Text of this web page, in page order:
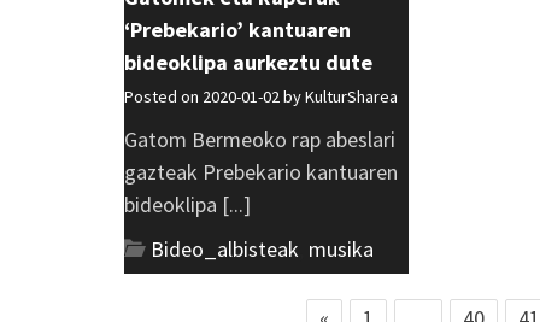
‘Prebekario’ kantuaren
bideoklipa aurkeztu dute
Posted on 2020-01-02 byKulturSharea
Gatom Bermeoko rap abeslari
gazteak Prebekario kantuaren
bideoklipa [...]
Bideo_albisteak musika